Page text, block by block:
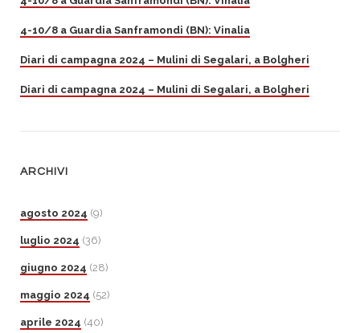
4-10/8 a Guardia Sanframondi (BN): Vinalia
Diari di campagna 2024 – Mulini di Segalari, a Bolgheri
Diari di campagna 2024 – Mulini di Segalari, a Bolgheri
ARCHIVI
agosto 2024 (9)
luglio 2024 (36)
giugno 2024 (28)
maggio 2024 (52)
aprile 2024 (40)